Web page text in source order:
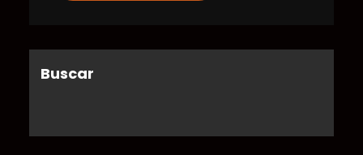
Buscar